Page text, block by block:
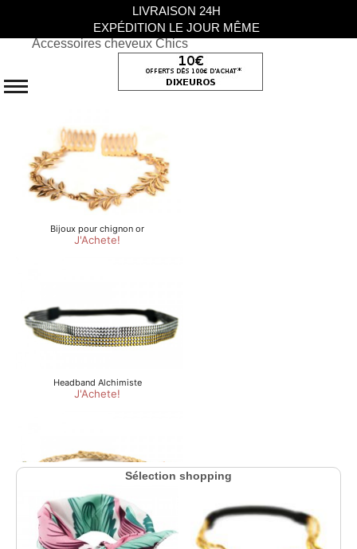
Accessoires cheveux Chics
Sélection shopping
LIVRAISON 24H
EXPÉDITION LE JOUR MÊME